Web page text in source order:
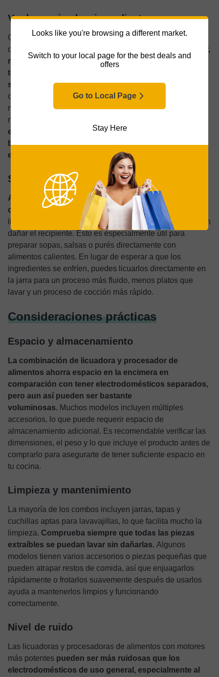
Looks like you're browsing a different market.
Switch to your local page for the best deals and
offers
Go to Local Page
Stay Here
Verduras picadas, ingredientes y masa
Gracias a sus múltiples cuchillas, accesorios y funciones
de pulso,
los combos pueden cortar en cubos, rebanar,
rallar o triturar verduras rápidamente, ahorrando
tiempo de preparación para sopas, ensaladas,
salteados y otros platos.Muchos modelos también
ofrecen la posibilidad de amasar, lo que permite preparar
masa de pizza, pan u hojaldre sin necesidad de una
máquina aparte. Esto hace que los combos sean
especialmente útiles para quienes cocinan en casa y
buscan una solución integral para preparar alimentos
en seco y húmedo.
Sopas y salsas en lotes pequeños
Algunas licuadoras y procesadoras de alimentos
cuentan con jarras resistentes al calor,lo que permite
licuar ingredientes calientes o cocidos de forma segura sin
dañar el recipiente. Esto es especialmente útil para
preparar sopas, salsas o purés directamente con
alimentos calientes. En lugar de esperar a que los
ingredientes se enfríen, puedes licuarlos directamente en
la jarra para un proceso más fluido, menos platos que
lavar y un proceso de cocción más rápido.
Consideraciones prácticas
Espacio y almacenamiento
La combinación de licuadora y procesador de
alimentos ahorra espacio en la encimera en
comparación con tener electrodomésticos separados,
pero aun así pueden ser bastante
voluminosas. Muchos modelos incluyen múltiples
accesorios, lo que puede requerir espacio de
almacenamiento adicional. Es recomendable verificar las
dimensiones, el peso y lo que incluye el producto antes de
comprarlo para asegurarte de tener suficiente espacio en
tu cocina.
Limpieza y mantenimiento
La mayoría de los combos incluyen jarras, tapas y
cuchillas aptas para lavavajillas, lo que facilita mucho la
limpieza. Comprueba siempre que todas las piezas
extraíbles se puedan lavar sin dañarlas. Algunos
modelos tienen varios accesorios o piezas pequeñas que
pueden atrapar restos de comida, así que enjuagarlos
rápidamente o frotarlos suavemente después de usarlos
ayuda a mantenerlos limpios y funcionando
correctamente.
Nivel de ruido
Las licuadoras y procesadoras de alimentos con motores
más potentes pueden ser más ruidosas que los
electrodomésticos de uso general, especialmente al